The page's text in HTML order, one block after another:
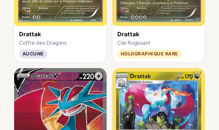
Drattak
Coffre des Dragons
AUCUNE
Drattak
Ciel Rugissant
HOLOGRAPHIQUE RARE